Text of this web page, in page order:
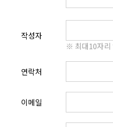
작성자
※ 최대10자리
연락처
이메일